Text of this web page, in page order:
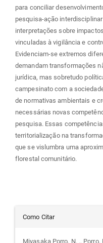
para conciliar
pesquisa-ação
interpretações sobre
vinculadas à vigilância e
Evidenciam-se extremos
demandam transformações
jurídica, mas sobretudo
campesinato com a
de normativas ambientais e
necessárias novas
pesquisa. Essas
territorialização na
que se vislumbra uma
florestal comunitário.
Detalhes
Como Citar
Miyasaka Porro, N. ., Porro,